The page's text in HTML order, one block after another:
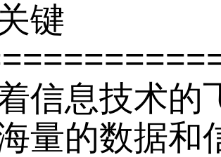
键
信息技术的
量的数据和